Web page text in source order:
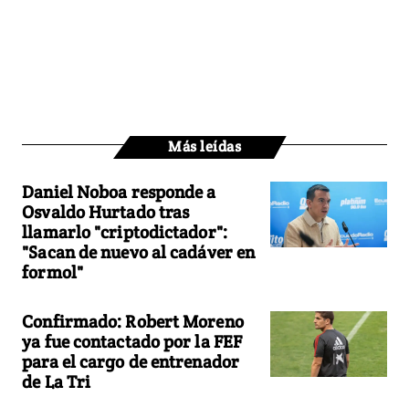
Más leídas
Daniel Noboa responde a
Osvaldo Hurtado tras
llamarlo "criptodictador":
"Sacan de nuevo al cadáver en
formol"
Confirmado: Robert Moreno
ya fue contactado por la FEF
para el cargo de entrenador
de La Tri